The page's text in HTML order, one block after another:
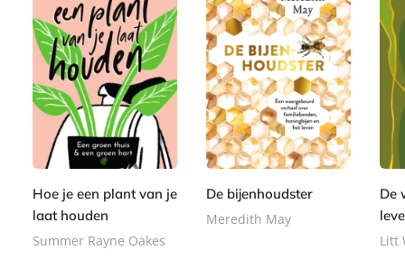
Hoe je een plant van je
laat houden
Summer Rayne Oakes
De bijenhoudster
Meredith May
De
Litt